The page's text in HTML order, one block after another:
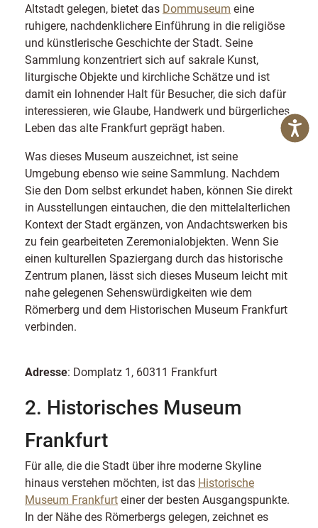
Altstadt gelegen, bietet das Dommuseum eine
ruhigere, nachdenklichere Einführung in die religiöse
und künstlerische Geschichte der Stadt. Seine
Sammlung konzentriert sich auf sakrale Kunst,
liturgische Objekte und kirchliche Schätze und ist
damit ein lohnender Halt für Besucher, die sich dafür
interessieren, wie Glaube, Handwerk und bürgerliches
Leben das alte Frankfurt geprägt haben.
Was dieses Museum auszeichnet, ist seine
Umgebung ebenso wie seine Sammlung. Nachdem
Sie den Dom selbst erkundet haben, können Sie direkt
in Ausstellungen eintauchen, die den mittelalterlichen
Kontext der Stadt ergänzen, von Andachtswerken bis
zu fein gearbeiteten Zeremonialobjekten. Wenn Sie
einen kulturellen Spaziergang durch das historische
Zentrum planen, lässt sich dieses Museum leicht mit
nahe gelegenen Sehenswürdigkeiten wie dem
Römerberg und dem Historischen Museum Frankfurt
verbinden.
Adresse: Domplatz 1, 60311 Frankfurt
2. Historisches Museum
Frankfurt
Für alle, die die Stadt über ihre moderne Skyline
hinaus verstehen möchten, ist das Historische
Museum Frankfurteiner der besten Ausgangspunkte.
In der Nähe des Römerbergs gelegen, zeichnet es